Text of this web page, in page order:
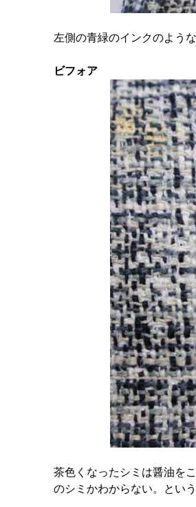
左側の青緑のインクのよう
ビフォア
茶色くなったシミは醤油を
のシミかわからない。とい